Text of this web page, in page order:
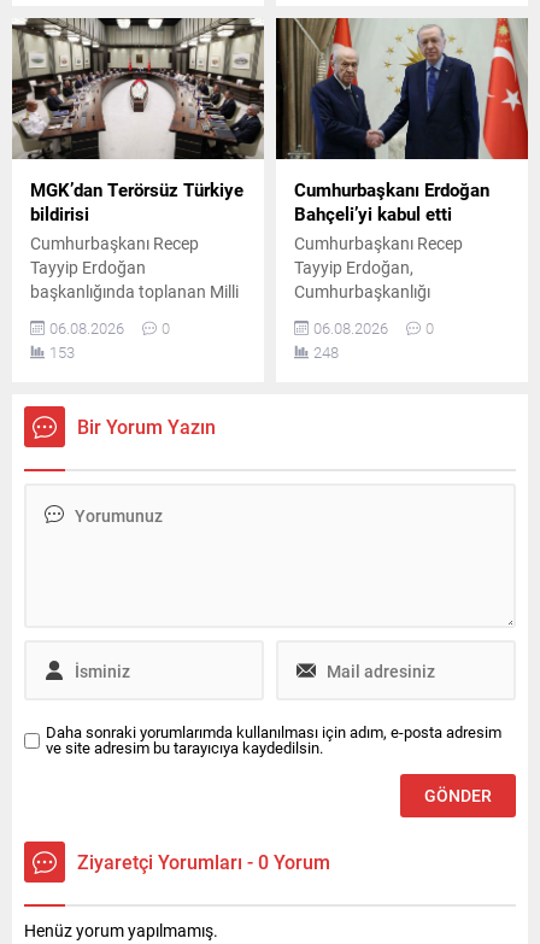
alındığı açıklandı.
gerilemeleri dikkat çekti.
MGK’dan Terörsüz Türkiye
bildirisi
Cumhurbaşkanı Recep
Tayyip Erdoğan
başkanlığında toplanan Milli
Güvenlik Kurulu'nun
ardından yayımlanan
bildiride, "Terörsüz Türkiye"
hedeflerine yönelik
çalışmaların kararlılıkla
06.08.2026
0
153
Cumhurbaşkanı Erdoğan
Bahçeli’yi kabul etti
Cumhurbaşkanı Recep
Tayyip Erdoğan,
Cumhurbaşkanlığı
Külliyesi'nde MHP Genel
Başkanı Devlet Bahçeli ile bir
araya geldi. Yaklaşık 45
06.08.2026
0
248
Bir Yorum Yazın
Daha sonraki yorumlarımda kullanılması için adım, e-posta adresim
ve site adresim bu tarayıcıya kaydedilsin.
Ziyaretçi Yorumları - 0 Yorum
Henüz yorum yapılmamış.